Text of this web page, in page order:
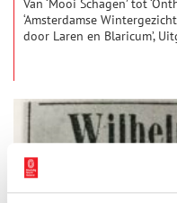
Van ‘Mooi Schagen’ tot
‘Amsterdamse
door Laren en Blaricum’,